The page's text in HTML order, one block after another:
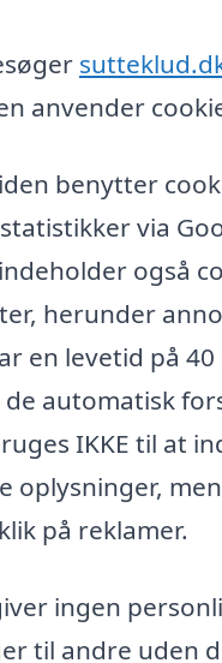
anvender
benytter
via
også
herunder
en levetid på 40
automatisk
IKKE til at
oplysninger,
på reklamer.
ingen
til andre uden